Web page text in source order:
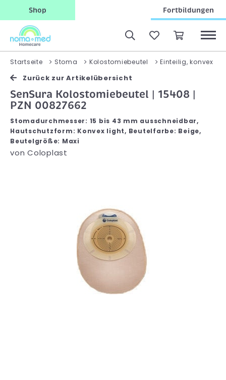
Shop Fortbildungen
Startseite Stoma Kolostomiebeutel Einteilig, konvex
Zurück zur Artikelübersicht
SenSura Kolostomiebeutel | 15408 |
PZN 00827662
Stomadurchmesser: 15 bis 43 mm ausschneidbar,
Hautschutzform: Konvex light, Beutelfarbe: Beige,
Beutelgröße: Maxi
von Coloplast